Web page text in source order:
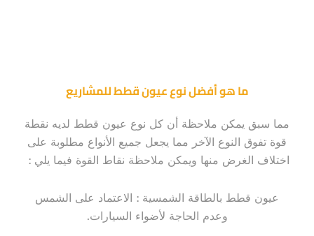
ما هو أفضل نوع عيون قطط للمشاريع
مما سبق يمكن ملاحظة أن كل نوع عيون قطط لديه نقطة
قوة تفوق النوع الآخر مما يجعل جميع الأنواع مطلوبة على
اختلاف الغرض منها ويمكن ملاحظة نقاط القوة فيما يلي :
عيون قطط بالطاقة الشمسية : الاعتماد على الشمس
وعدم الحاجة لأضواء السيارات.